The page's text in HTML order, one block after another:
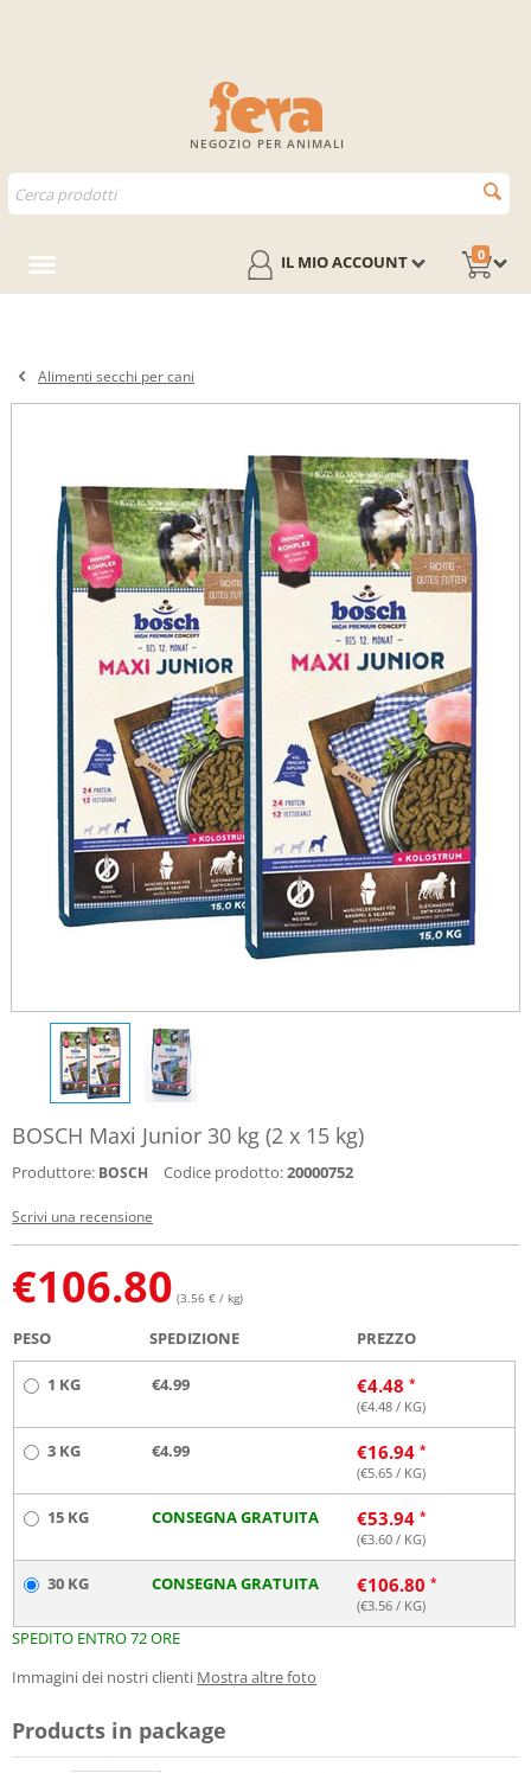
NEGOZIO PER ANIMALI
0
IL MIO ACCOUNT
Alimenti secchi per cani
BOSCH Maxi Junior 30 kg (2 x 15 kg)
Produttore: BOSCH Codice prodotto:20000752
Scrivi una recensione
€106.80 (3.56 € / kg)
PESO SPEDIZIONE PREZZO
1 KG €4.99 €4.48
(€4.48 / KG)
3 KG €4.99 €16.94
(€5.65 / KG)
15 KG CONSEGNA GRATUITA €53.94
(€3.60 / KG)
30 KG CONSEGNA GRATUITA €106.80
(€3.56 / KG)
SPEDITO ENTRO 72 ORE
Immagini dei nostri clienti Mostra altre foto
Products in package